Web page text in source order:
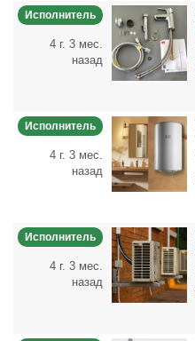
Исполнитель
4 г. 3 мес.
назад
Исполнитель
4 г. 3 мес.
назад
Исполнитель
4 г. 3 мес.
назад